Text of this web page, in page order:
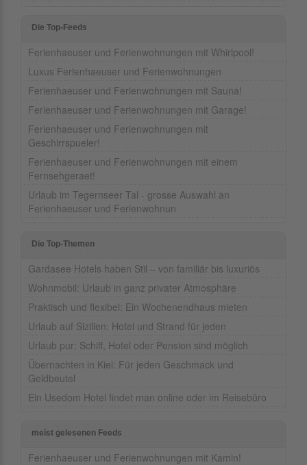
Die Top-Feeds
Ferienhaeuser und Ferienwohnungen mit Whirlpool!
Luxus Ferienhaeuser und Ferienwohnungen
Ferienhaeuser und Ferienwohnungen mit Sauna!
Ferienhaeuser und Ferienwohnungen mit Garage!
Ferienhaeuser und Ferienwohnungen mit
Geschirrspueler!
Ferienhaeuser und Ferienwohnungen mit einem
Fernsehgeraet!
Urlaub im Tegernseer Tal - grosse Auswahl an
Ferienhaeuser und Ferienwohnun
Die Top-Themen
Gardasee Hotels haben Stil – von familiär bis luxuriös
Wohnmobil: Urlaub in ganz privater Atmosphäre
Praktisch und flexibel: Ein Wochenendhaus mieten
Urlaub auf Sizilien: Hotel und Strand für jeden
Urlaub pur: Schiff, Hotel oder Pension sind möglich
Übernachten in Kiel: Für jeden Geschmack und
Geldbeutel
Ein Usedom Hotel findet man online oder im Reisebüro
meist gelesenen Feeds
Ferienhaeuser und Ferienwohnungen mit Kamin!